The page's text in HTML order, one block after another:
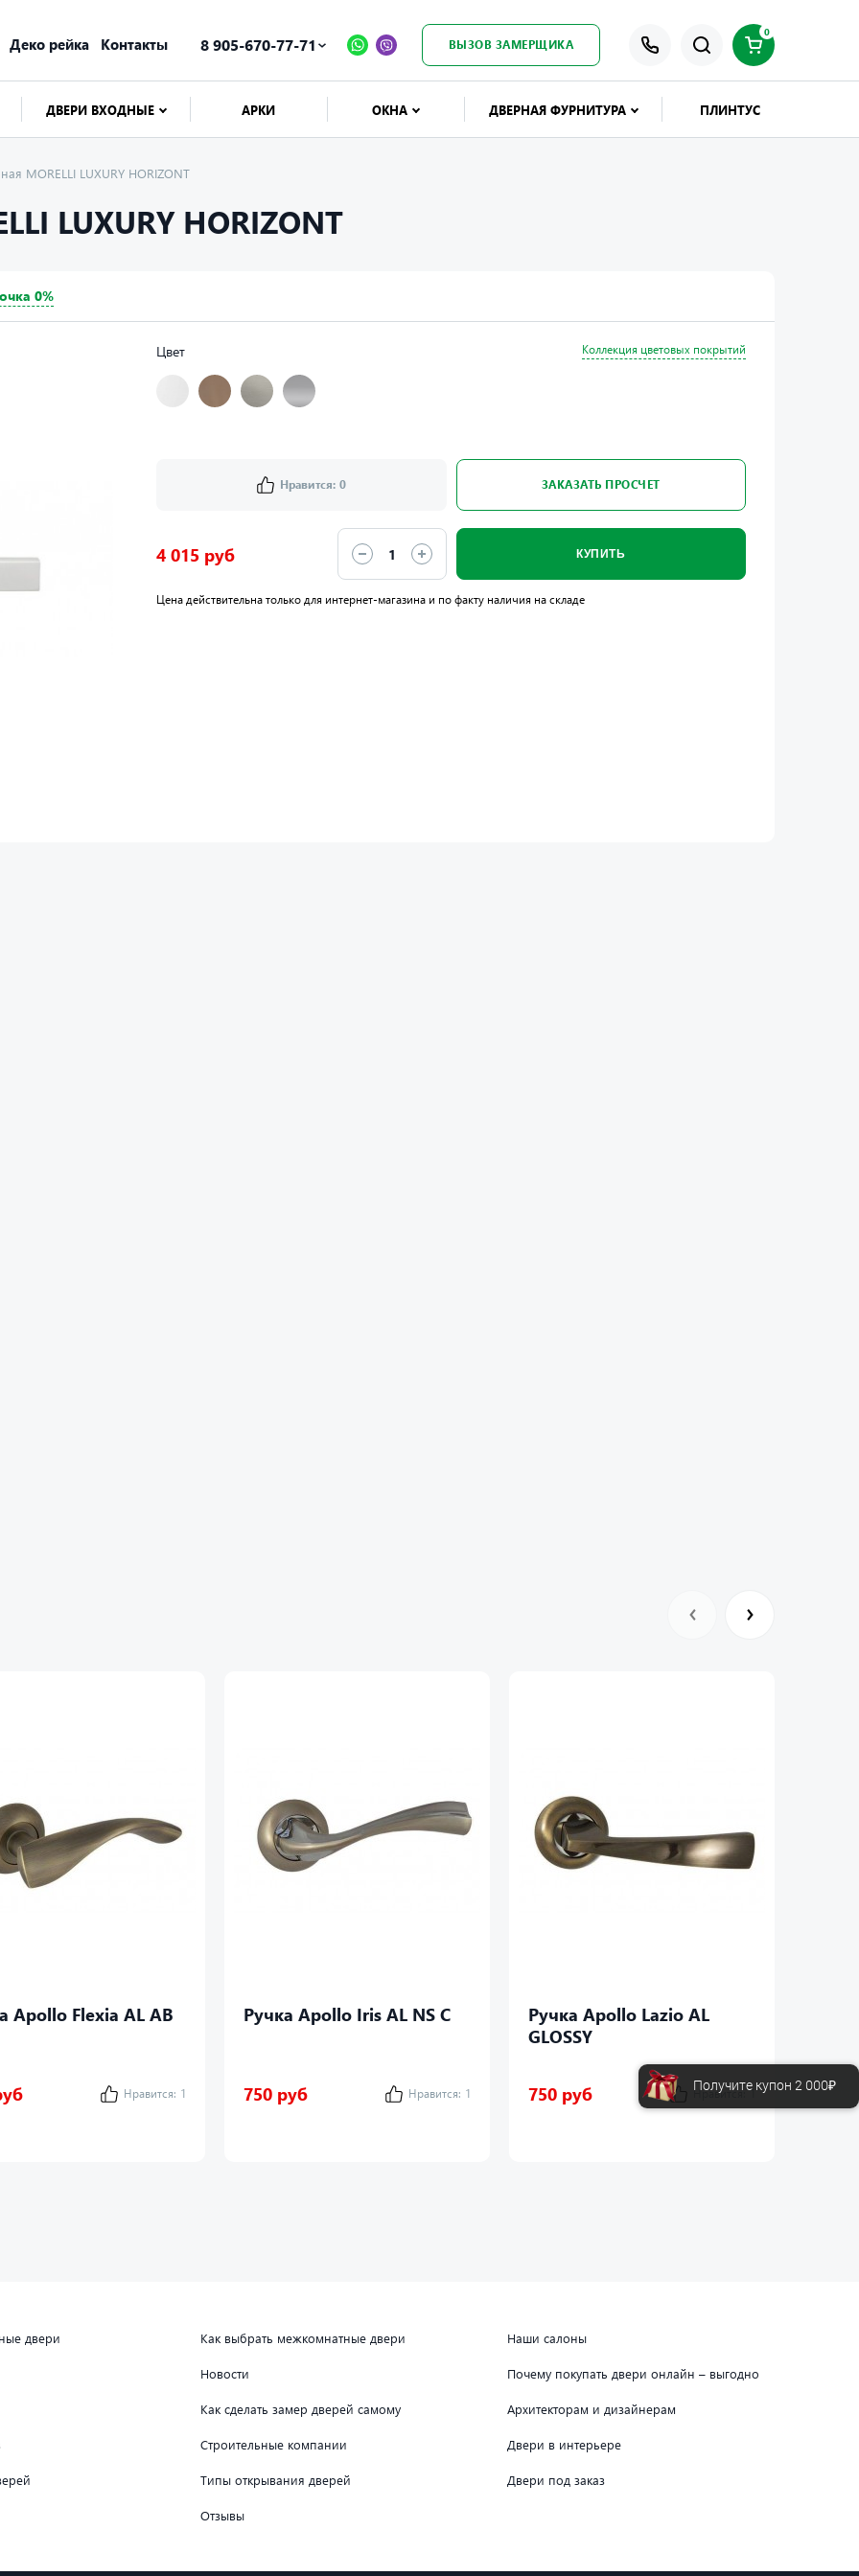
Деко рейка Контакты 8 905-670-77-71 ВЫЗОВ ЗАМЕРЩИКА
0
ДВЕРИ ВХОДНЫЕ АРКИ ОКНА ДВЕРНАЯ ФУРНИТУРА ПЛИНТУС
MORELLI LUXURY HORIZONT
LUXURY HORIZONT
0%
Цвет Коллекция цветовых покрытий
Нравится: 0 ЗАКАЗАТЬ ПРОСЧЕТ
4 015 руб КУПИТЬ
Цена действительна только для интернет-магазина и по факту наличия на складе
Apollo Flexia AL AB
Нравится: 1
Ручка Apollo Iris AL NS C
750 руб Нравится: 1
Ручка Apollo Lazio AL
GLOSSY
750 руб Нравится: 1 750
двери Как выбрать межкомнатные двери Наши салоны
Новости Почему покупать двери онлайн – выгодно
Как сделать замер дверей самому Архитекторам и дизайнерам
Строительные компании Двери в интерьере
Типы открывания дверей Двери под заказ
Отзывы
Получите купон 2 000₽